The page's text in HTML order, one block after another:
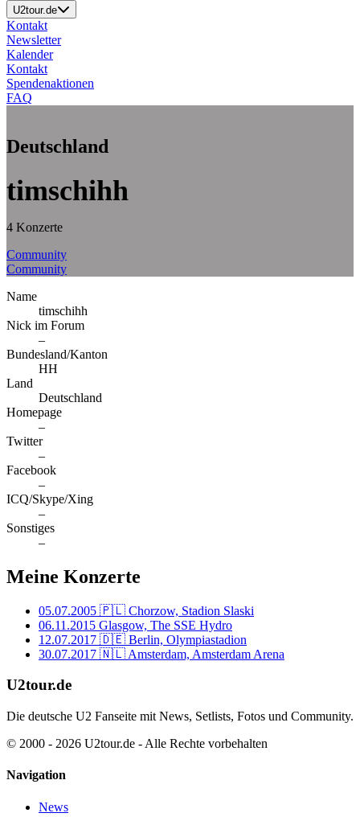
U2tour.de
Kontakt
Newsletter
Kalender
Kontakt
Spendenaktionen
FAQ
Deutschland
timschihh
4 Konzerte
Community
Community
Name
timschihh
Nick im Forum
–
Bundesland/Kanton
HH
Land
Deutschland
Homepage
–
Twitter
–
Facebook
–
ICQ/Skype/Xing
–
Sonstiges
–
Meine Konzerte
05.07.2005 🇵🇱 Chorzow, Stadion Slaski
06.11.2015 Glasgow, The SSE Hydro
12.07.2017 🇩🇪 Berlin, Olympiastadion
30.07.2017 🇳🇱 Amsterdam, Amsterdam Arena
U2tour.de
Die deutsche U2 Fanseite mit News, Setlists, Fotos und Community.
© 2000 - 2026 U2tour.de - Alle Rechte vorbehalten
Navigation
News